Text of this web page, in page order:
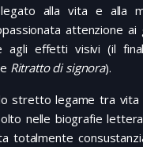
alla vita e alla
attenzione ai
agli effetti visivi (il
Ritratto di signora).
stretto legame tra
nelle biografie
totalmente